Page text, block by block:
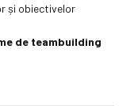
și obiectivelor
de teambuilding